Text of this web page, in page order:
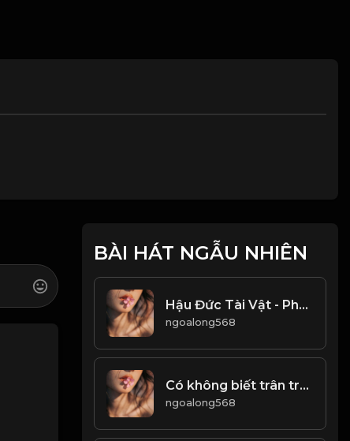
BÀI HÁT NGẪU NHIÊN
Hậu Đức Tài Vật - Phẩm chất càng cao, phúc phận càng lớn! & Đạo
ngoalong568
Có không biết trân trọng, mất rồi mới tiếc! Đạo
ngoalong568